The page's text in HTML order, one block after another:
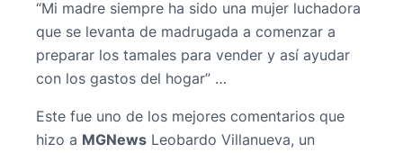
“Mi madre siempre ha sido una mujer luchadora
que se levanta de madrugada a comenzar a
preparar los tamales para vender y así ayudar
con los gastos del hogar” …
Este fue uno de los mejores comentarios que
hizo a MGNews Leobardo Villanueva, un